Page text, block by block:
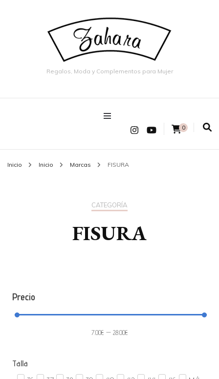
Regalos, Moda y Complementos para Mujer
0
Inicio Inicio Marcas FISURA
CATEGORÍA
FISURA
Precio
7.00€ — 28.00€
Talla